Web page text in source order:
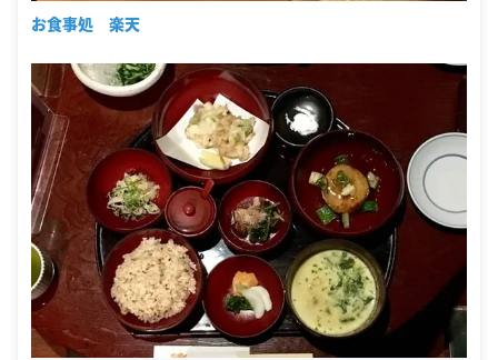
お食事処 楽天